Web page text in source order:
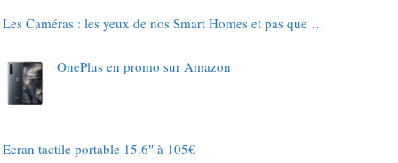
Les Caméras : les yeux de nos Smart Homes et pas que …
OnePlus en promo sur Amazon
Ecran tactile portable 15.6″ à 105€